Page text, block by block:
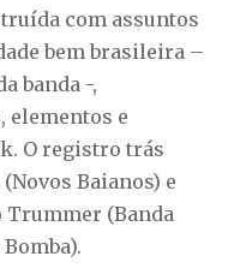
com assuntos
bem brasileira –
banda -,
elementos e
O registro trás
Baianos) e
Trummer (Banda